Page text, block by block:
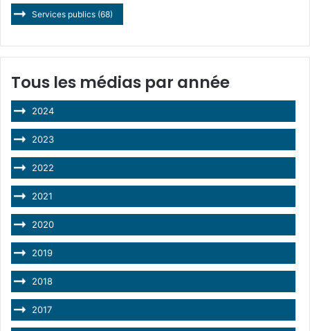
Services publics (68)
Tous les médias par année
2024
2023
2022
2021
2020
2019
2018
2017